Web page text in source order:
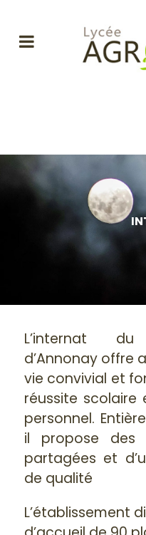
L’internat
d’Annonay offre
vie convivial et
réussite
personnel.
il propose des
partagées et
de qualité
L’établissement